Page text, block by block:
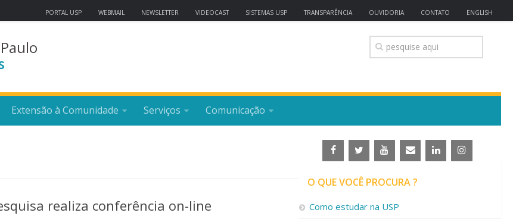
PORTAL USP WEBMAIL NEWSLETTER VIDEOCAST SISTEMAS USP TRANSPARÊNCIA OUVIDORIA CONTATO ENGLISH
Extensão à Comunidade Serviços Comunicação
realiza conferência on-line
O QUE VOCÊ PROCURA ?
Como estudar na USP